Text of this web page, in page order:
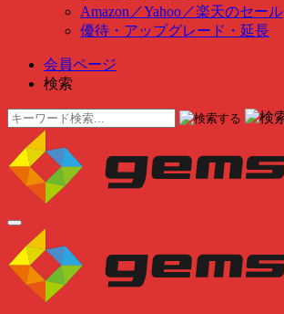
Amazon ／Yahoo ／楽天のセール
優待・アップグレード・延長
会員ページ
検索